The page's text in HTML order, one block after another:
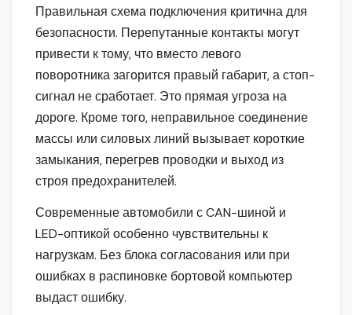
Правильная схема подключения критична для
безопасности. Перепутанные контакты могут
привести к тому, что вместо левого
поворотника загорится правый габарит, а стоп-
сигнал не сработает. Это прямая угроза на
дороге. Кроме того, неправильное соединение
массы или силовых линий вызывает короткие
замыкания, перегрев проводки и выход из
строя предохранителей.
Современные автомобили с CAN-шиной и
LED-оптикой особенно чувствительны к
нагрузкам. Без блока согласования или при
ошибках в распиновке бортовой компьютер
выдаст ошибку.